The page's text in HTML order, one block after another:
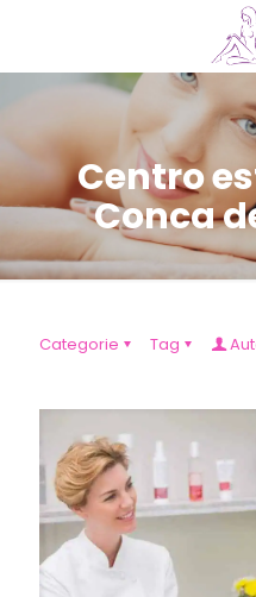
Centro
Conca
Categorie Tag